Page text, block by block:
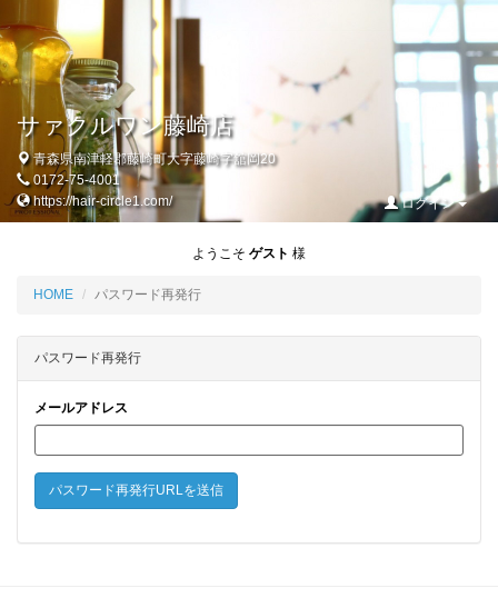
サァクルワン藤崎店
青森県南津軽郡藤崎町大字藤崎字舘岡20
0172-75-4001
https://hair-circle1.com/
ログイン
ようこそ ゲスト 様
HOME パスワード再発行
パスワード再発行
メールアドレス
パスワード再発行URLを送信